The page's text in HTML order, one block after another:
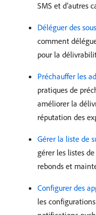
SMS et d’autres
Déléguer des
comment
pour la
Préchauffer les
pratiques de
améliorer la
réputation des
Gérer la liste de
gérer les listes
rebonds et
Configurer des
les